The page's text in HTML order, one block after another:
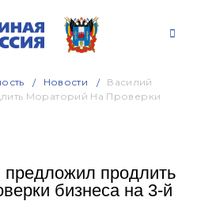
Новости
Василий
Мораторий На Проверки
продлить
бизнеса на 3-й